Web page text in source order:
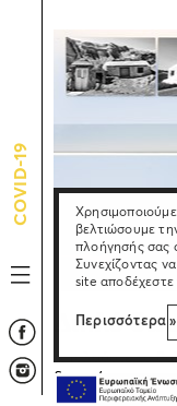
βελτιώσουμε
πλοήγησής σας
Συνεχίζοντας
site
Περισσότερα »
COVID-19
Διπλό
Απολαύστε το
δωματίου σας.